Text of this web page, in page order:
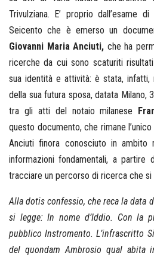
Trivulziana. E’ proprio dall’esame
Seicento che è emerso un
Giovanni Maria Anciuti, che ha
ricerche da cui sono scaturiti
sua identità e attività: è stata, infatti,
della sua futura sposa, datata Milano,
tra gli atti del notaio milanese
questo documento, che rimane
Anciuti finora conosciuto in ambito
informazioni fondamentali, a partire
tracciare un percorso di ricerca che si
Alla dotis confessio, che reca la data
si legge: In nome d’Iddio. Con la
pubblico Instromento. L’infrascritto
del quondam Ambrosio qual abita